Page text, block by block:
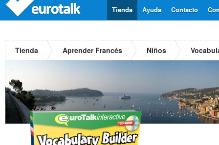
Contacto
Ayuda
Tienda
Tienda Aprender Francés Niños